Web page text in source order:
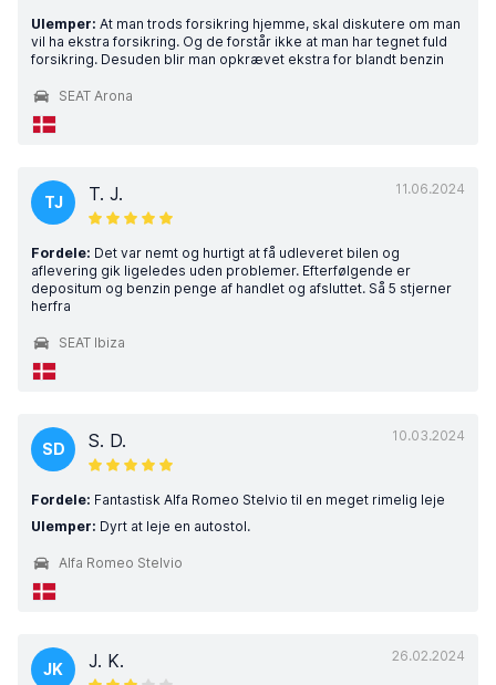
Ulemper: At man trods forsikring hjemme, skal diskutere om man
vil ha ekstra forsikring. Og de forstår ikke at man har tegnet fuld
forsikring. Desuden blir man opkrævet ekstra for blandt benzin
SEAT Arona
11.06.2024
TJ T. J.
Fordele: Det var nemt og hurtigt at få udleveret bilen og
aflevering gik ligeledes uden problemer. Efterfølgende er
depositum og benzin penge af handlet og afsluttet. Så 5 stjerner
herfra
SEAT Ibiza
10.03.2024
SD S. D.
Fordele: Fantastisk Alfa Romeo Stelvio til en meget rimelig leje
Ulemper: Dyrt at leje en autostol.
Alfa Romeo Stelvio
26.02.2024
JK J. K.